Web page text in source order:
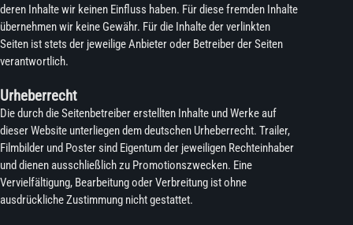
deren Inhalte wir keinen Einfluss haben. Für diese fremden Inhalte
übernehmen wir keine Gewähr. Für die Inhalte der verlinkten
Seiten ist stets der jeweilige Anbieter oder Betreiber der Seiten
verantwortlich.
Urheberrecht
Die durch die Seitenbetreiber erstellten Inhalte und Werke auf
dieser Website unterliegen dem deutschen Urheberrecht. Trailer,
Filmbilder und Poster sind Eigentum der jeweiligen Rechteinhaber
und dienen ausschließlich zu Promotionszwecken. Eine
Vervielfältigung, Bearbeitung oder Verbreitung ist ohne
ausdrückliche Zustimmung nicht gestattet.